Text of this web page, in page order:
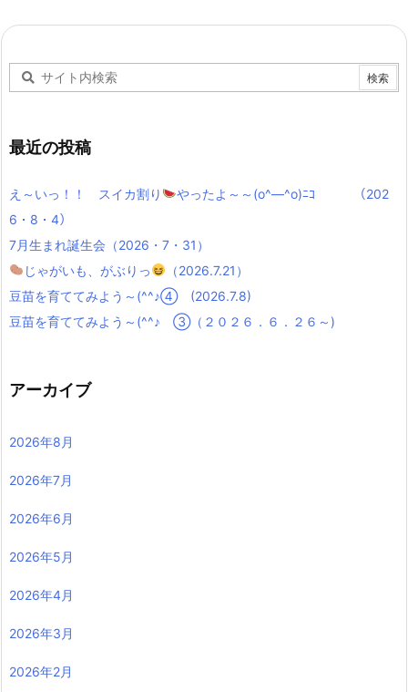
最近の投稿
え～いっ！！ スイカ割り
やったよ～～(o^―^o)ﾆｺ （202
6・8・4）
7月生まれ誕生会（2026・7・31）
じゃがいも、がぶりっ
（2026.7.21）
豆苗を育ててみよう～(^^♪④ (2026.7.8)
豆苗を育ててみよう～(^^♪ ③（２０２６．６．２６～)
アーカイブ
2026年8月
2026年7月
2026年6月
2026年5月
2026年4月
2026年3月
2026年2月